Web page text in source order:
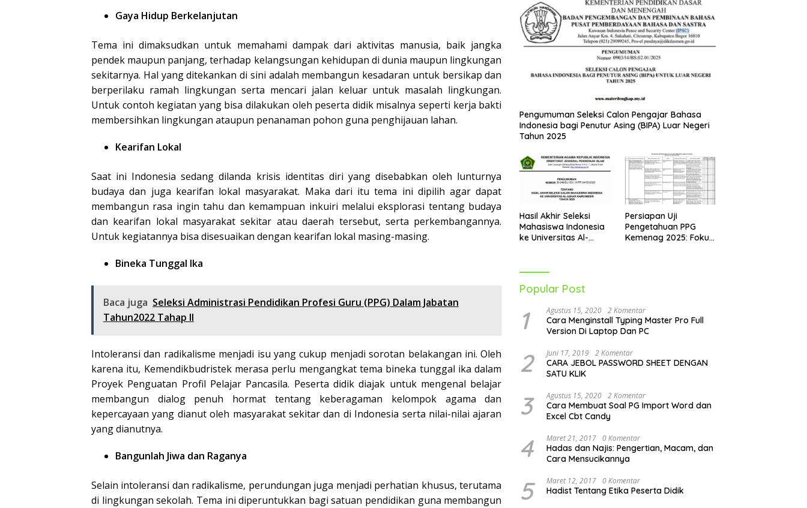
Gaya Hidup Berkelanjutan
Tema ini dimaksudkan untuk memahami dampak dari aktivitas manusia, baik jangka
pendek maupun panjang, terhadap kelangsungan kehidupan di dunia maupun lingkungan
sekitarnya. Hal yang ditekankan di sini adalah membangun kesadaran untuk bersikap dan
berperilaku ramah lingkungan serta mencari jalan keluar untuk masalah lingkungan.
Untuk contoh kegiatan yang bisa dilakukan oleh peserta didik misalnya seperti kerja bakti
membersihkan lingkungan ataupun penanaman pohon guna penghijauan lahan.
Kearifan Lokal
Saat ini Indonesia sedang dilanda krisis identitas diri yang disebabkan oleh lunturnya
budaya dan juga kearifan lokal masyarakat. Maka dari itu tema ini dipilih agar dapat
membangun rasa ingin tahu dan kemampuan inkuiri melalui eksplorasi tentang budaya
dan kearifan lokal masyarakat sekitar atau daerah tersebut, serta perkembangannya.
Untuk kegiatannya bisa disesuaikan dengan kearifan lokal masing-masing.
Bineka Tunggal Ika
Baca juga Seleksi Administrasi Pendidikan Profesi Guru (PPG) Dalam Jabatan
Tahun2022 Tahap II
Intoleransi dan radikalisme menjadi isu yang cukup menjadi sorotan belakangan ini. Oleh
karena itu, Kemendikbudristek merasa perlu mengangkat tema bineka tunggal ika dalam
Proyek Penguatan Profil Pelajar Pancasila. Peserta didik diajak untuk mengenal belajar
membangun dialog penuh hormat tentang keberagaman kelompok agama dan
kepercayaan yang dianut oleh masyarakat sekitar dan di Indonesia serta nilai-nilai ajaran
yang dianutnya.
Bangunlah Jiwa dan Raganya
Selain intoleransi dan radikalisme, perundungan juga menjadi perhatian khusus, terutama
di lingkungan sekolah. Tema ini diperuntukkan bagi satuan pendidikan guna membangun
Pengumuman Seleksi Calon Pengajar Bahasa
Indonesia bagi Penutur Asing (BIPA) Luar Negeri
Tahun 2025
Hasil Akhir Seleksi
Mahasiswa Indonesia
ke Universitas Al-
Persiapan Uji
Pengetahuan PPG
Kemenag 2025: Fokus
Popular Post
1 Agustus 15, 2020 2 Komentar
Cara Menginstall Typing Master Pro Full
Version Di Laptop Dan PC
2 Juni 17, 2019 2 Komentar
CARA JEBOL PASSWORD SHEET DENGAN
SATU KLIK
3 Agustus 15, 2020 2 Komentar
Cara Membuat Soal PG Import Word dan
Excel Cbt Candy
4 Maret 21, 2017 0 Komentar
Hadas dan Najis: Pengertian, Macam, dan
Cara Mensucikannya
5 Maret 12, 2017 0 Komentar
Hadist Tentang Etika Peserta Didik